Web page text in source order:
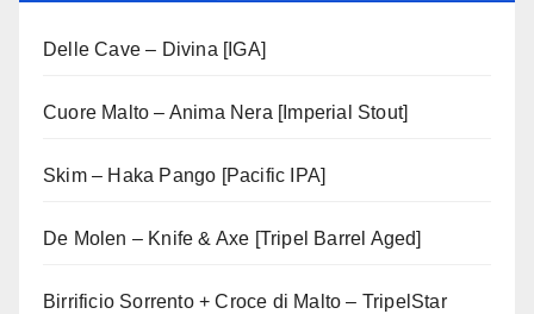
Delle Cave – Divina [IGA]
Cuore Malto – Anima Nera [Imperial Stout]
Skim – Haka Pango [Pacific IPA]
De Molen – Knife & Axe [Tripel Barrel Aged]
Birrificio Sorrento + Croce di Malto – TripelStar